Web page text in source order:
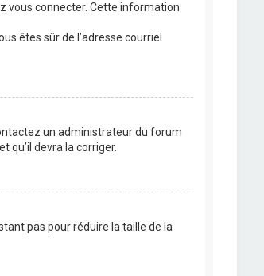
vous connecter. Cette information
êtes sûr de l’adresse courriel
un administrateur du forum
qu’il devra la corriger.
pas pour réduire la taille de la